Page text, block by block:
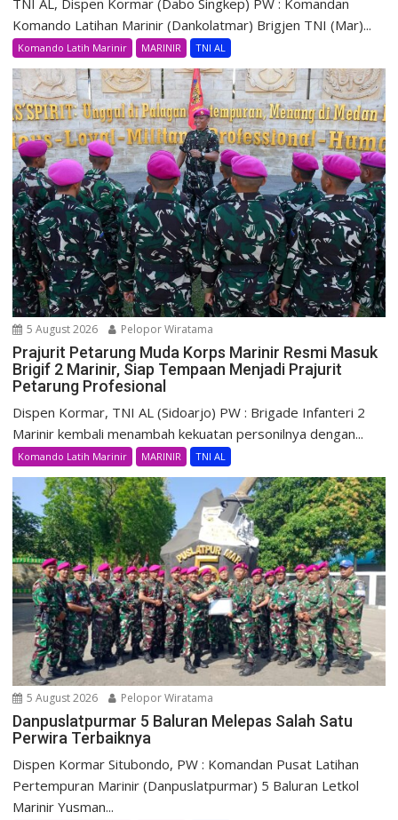
Komando Latihan Marinir (Dankolatmar) Brigjen TNI (Mar)...
Komando Latih Marinir MARINIR TNI AL
5 August 2026 Pelopor Wiratama
Prajurit Petarung Muda Korps Marinir Resmi Masuk
Brigif 2 Marinir, Siap Tempaan Menjadi Prajurit
Petarung Profesional
Dispen Kormar, TNI AL (Sidoarjo) PW : Brigade Infanteri 2
Marinir kembali menambah kekuatan personilnya dengan...
Komando Latih Marinir MARINIR TNI AL
5 August 2026 Pelopor Wiratama
Danpuslatpurmar 5 Baluran Melepas Salah Satu
Perwira Terbaiknya
Dispen Kormar Situbondo, PW : Komandan Pusat Latihan
Pertempuran Marinir (Danpuslatpurmar) 5 Baluran Letkol
Marinir Yusman...